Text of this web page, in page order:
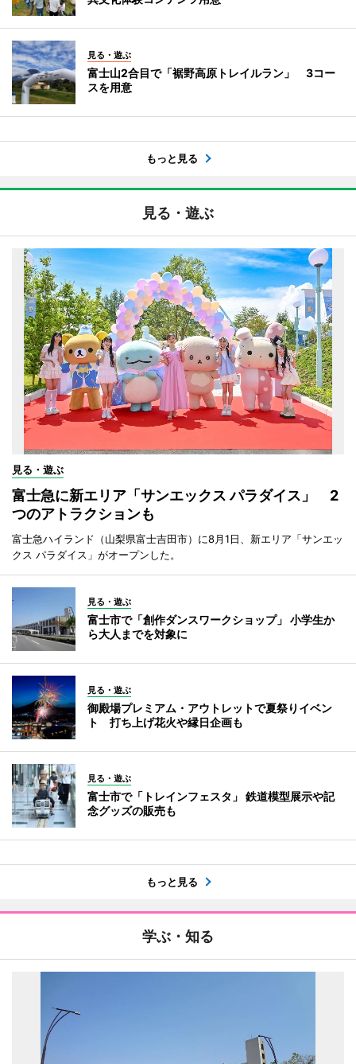
見る・遊ぶ
富士山2合目で「裾野高原トレイルラン」 3コー
スを用意
もっと見る
見る・遊ぶ
見る・遊ぶ
富士急に新エリア「サンエックス パラダイス」 2
つのアトラクションも
富士急ハイランド（山梨県富士吉田市）に8月1日、新エリア「サンエッ
クス パラダイス」がオープンした。
見る・遊ぶ
富士市で「創作ダンスワークショップ」 小学生か
ら大人までを対象に
見る・遊ぶ
御殿場プレミアム・アウトレットで夏祭りイベン
ト 打ち上げ花火や縁日企画も
見る・遊ぶ
富士市で「トレインフェスタ」 鉄道模型展示や記
念グッズの販売も
もっと見る
学ぶ・知る